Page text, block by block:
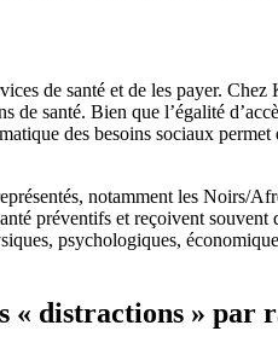
de santé et de les payer.
santé. Bien que l’égalité
des besoins sociaux
notamment les Noirs/
préventifs et reçoivent
psychologiques,
« distractions » par